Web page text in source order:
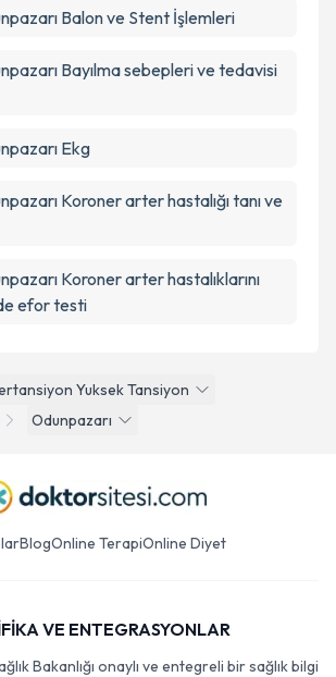
Yuksek Tansiyon
Odunpazarı
Balon ve Stent İşlemleri
Bayılma sebepleri ve tedavisi
Ekg
Koroner arter hastalığı tanı ve
Koroner arter hastalıklarını
efor testi
BlogOnline TerapiOnline Diyet
VE ENTEGRASYONLAR
Bakanlığı onaylı ve entegreli bir sağlık bilgi